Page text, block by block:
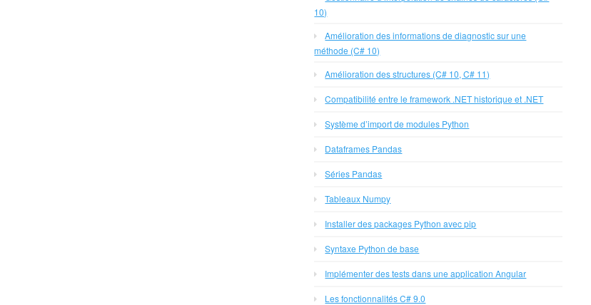
10)
Amélioration des informations de diagnostic sur une
méthode (C# 10)
Amélioration des structures (C# 10, C# 11)
Compatibilité entre le framework .NET historique et .NET
Système d’import de modules Python
Dataframes Pandas
Séries Pandas
Tableaux Numpy
Installer des packages Python avec pip
Syntaxe Python de base
Implémenter des tests dans une application Angular
Les fonctionnalités C# 9.0